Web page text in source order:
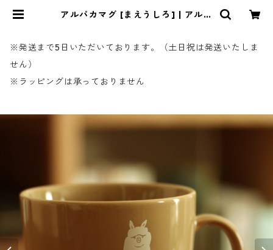
アルパカマグ [まえうしろ] | アルパ
※発送まで5日いただいております。（土日祝は発送いたしま
せん）
※ラッピングは承っておりません